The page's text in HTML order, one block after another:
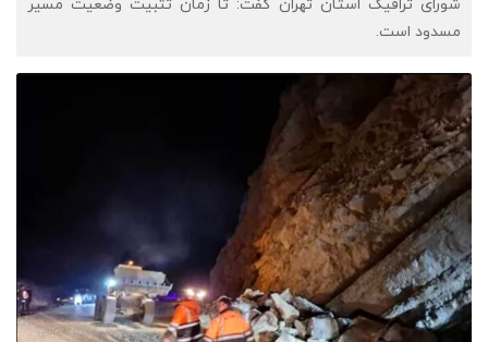
شورای ترافیک استان تهران گفت: تا زمان تثبیت وضعیت مسیر
مسدود است.